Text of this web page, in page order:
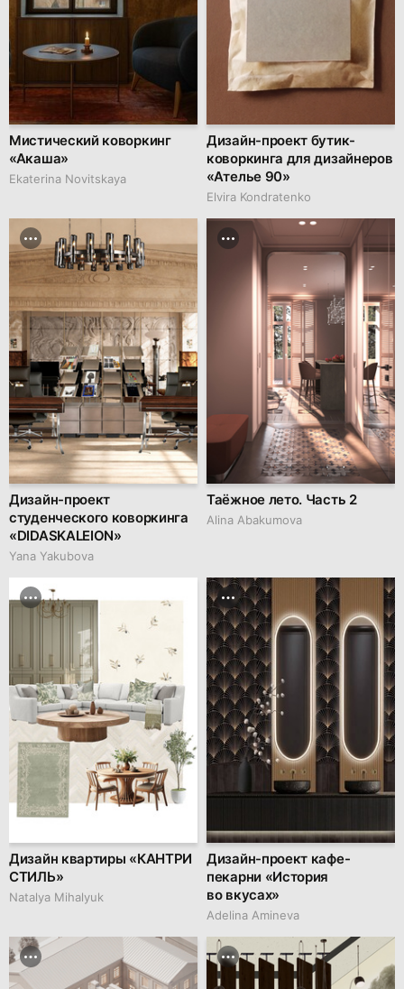
Мистический коворкинг
«Акаша»
Ekaterina Novitskaya
Дизайн-проект бутик-
коворкинга для дизайнеров
«Ателье 90»
Elvira Kondratenko
Дизайн-проект
студенческого коворкинга
«DIDASKALEION»
Yana Yakubova
Таёжное лето. Часть 2
Alina Abakumova
Дизайн квартиры «КАНТРИ
СТИЛЬ»
Natalya Mihalyuk
Дизайн-проект кафе-
пекарни «История
во вкусах»
Adelina Amineva